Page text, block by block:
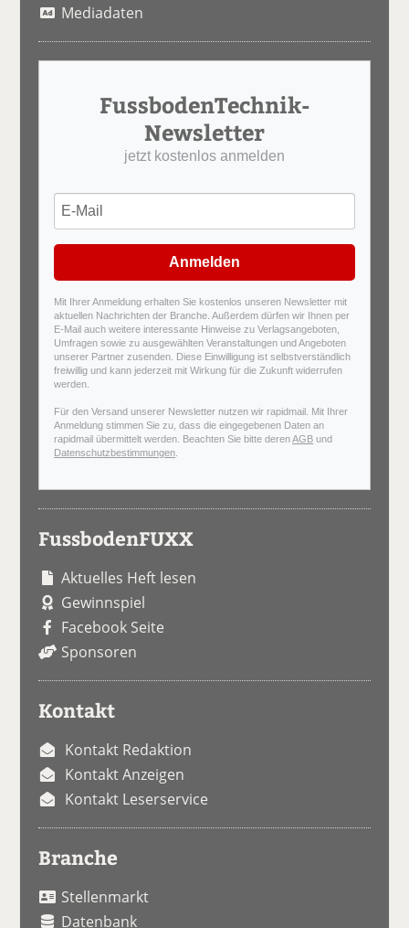
Mediadaten
FussbodenTechnik-
Newsletter
jetzt kostenlos anmelden
Anmelden
Mit Ihrer Anmeldung erhalten Sie kostenlos unseren Newsletter mit
aktuellen Nachrichten der Branche. Außerdem dürfen wir Ihnen per
E-Mail auch weitere interessante Hinweise zu Verlagsangeboten,
Umfragen sowie zu ausgewählten Veranstaltungen und Angeboten
unserer Partner zusenden. Diese Einwilligung ist selbstverständlich
freiwillig und kann jederzeit mit Wirkung für die Zukunft widerrufen
werden.
Für den Versand unserer Newsletter nutzen wir rapidmail. Mit Ihrer
Anmeldung stimmen Sie zu, dass die eingegebenen Daten an
rapidmail übermittelt werden. Beachten Sie bitte derenAGB und
Datenschutzbestimmungen.
FussbodenFUXX
Aktuelles Heft lesen
Gewinnspiel
Facebook Seite
Sponsoren
Kontakt
Kontakt Redaktion
Kontakt Anzeigen
Kontakt Leserservice
Branche
Stellenmarkt
Datenbank